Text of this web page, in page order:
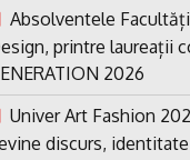
Absolventele
printre laureații
2026
Univer Art Fashion
discurs,